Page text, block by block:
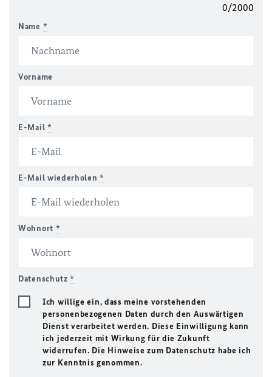
0/2000
Name *
Vorname
E-Mail *
E-Mail wiederholen*
Wohnort *
Datenschutz*
Ich willige ein, dass meine vorstehenden
personenbezogenen Daten durch den Auswärtigen
Dienst verarbeitet werden. Diese Einwilligung kann
ich jederzeit mit Wirkung für die Zukunft
widerrufen. Die Hinweise zum Datenschutz habe ich
zur Kenntnis genommen.